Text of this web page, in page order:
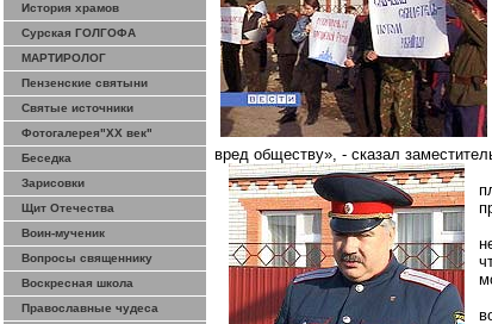
История храмов
Сурская ГОЛГОФА
МАРТИРОЛОГ
Пензенские святыни
Святые источники
Фотогалерея"ХХ век"
Беседка
Зарисовки
Щит Отечества
Воин-мученик
Вопросы священнику
Воскресная школа
Православные чудеса
вред обществу», - сказал